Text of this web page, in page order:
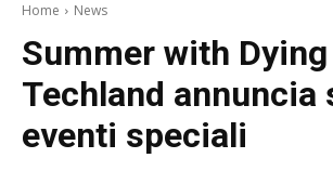
Home News
Summer with
Techland annuncia
eventi speciali